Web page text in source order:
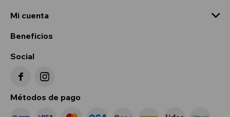
Mi cuenta
Beneficios
Social
 
Métodos de pago